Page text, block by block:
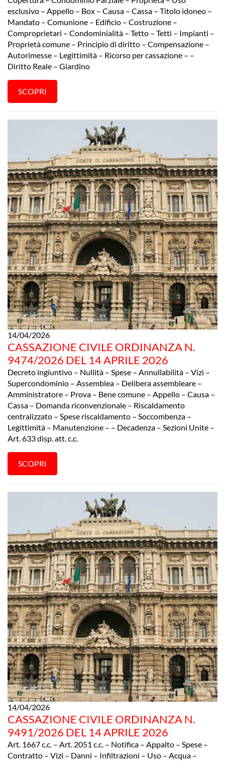
esclusivo – Appello – Box – Causa – Cassa – Titolo idoneo –
Mandato – Comunione – Edificio – Costruzione –
Comproprietari – Condominialità – Tetto – Tetti – Impianti –
Proprietà comune – Principio di diritto – Compensazione –
Autorimesse – Legittimità – Ricorso per cassazione – –
Diritto Reale – Giardino
SCOPRI
14/04/2026
CASSAZIONE CIVILE ORDINANZA N.
9474/2026 DEL 14 APRILE 2026
Decreto ingiuntivo – Nullità – Spese – Annullabilità – Vizi –
Supercondominio – Assemblea – Delibera assembleare –
Amministratore – Prova – Bene comune – Appello – Causa –
Cassa – Domanda riconvenzionale – Riscaldamento
centralizzato – Spese riscaldamento – Soccombenza –
Legittimità – Manutenzione – – Decadenza – Sezioni Unite –
Art. 633 disp. att. c.c.
SCOPRI
14/04/2026
CASSAZIONE CIVILE ORDINANZA N.
9491/2026 DEL 14 APRILE 2026
Art. 1667 c.c. – Art. 2051 c.c. – Notifica – Appalto – Spese –
Contratto – Vizi – Danni – Infiltrazioni – Uso – Acqua –